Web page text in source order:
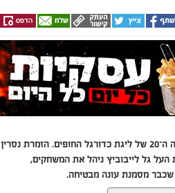
מאות אוהדים מילאו את היציעים בפתיחת העונה ה־20 של ליגת כדורגל החופים. הזמרת נסרין
העל גל לייבוביץ ניהל את המשחקים,
שכבר מסמנת עונה מבטיחה.